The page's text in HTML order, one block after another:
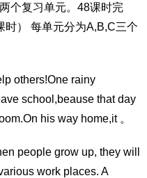
个复习单元。48课时完
时） 每单元分为A,B,C三个
others!One rainy
school,beause that day
his way home,it 。
people grow up, they will
work places. A